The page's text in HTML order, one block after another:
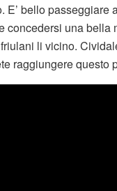
E’ bello passeggiare
concedersi una bella
li vicino.
raggiungere questo